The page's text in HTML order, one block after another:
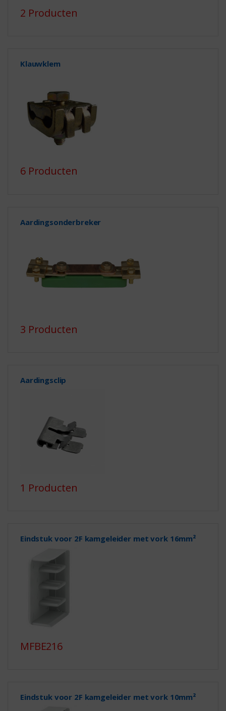
2 Producten
Klauwklem
6 Producten
Aardingsonderbreker
3 Producten
Aardingsclip
1 Producten
Eindstuk voor 2F kamgeleider met vork 16mm²
MFBE216
Eindstuk voor 2F kamgeleider met vork 10mm²